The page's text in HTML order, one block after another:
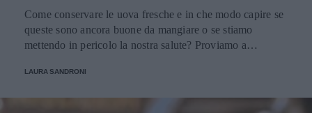
Come conservare le uova fresche e in che modo capire se
queste sono ancora buone da mangiare o se stiamo
mettendo in pericolo la nostra salute? Proviamo a
LAURA SANDRONI